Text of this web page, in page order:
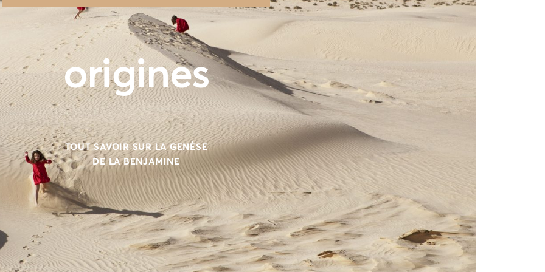
origines
TOUT SAVOIR SUR LA GENÈSE
DE LA BENJAMINE